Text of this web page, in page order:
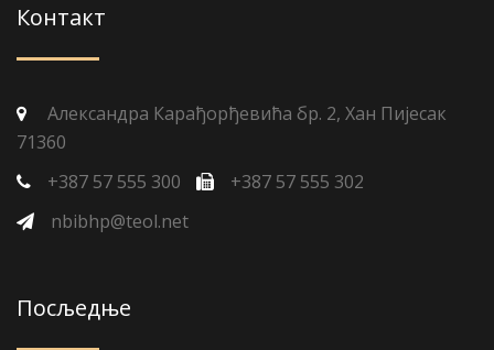
Контакт
Александра Карађорђевића бр. 2, Хан Пијесак
71360
+387 57 555 300
+387 57 555 302
nbibhp@teol.net
Посљедње